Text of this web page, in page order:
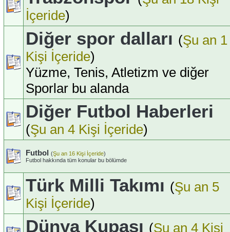
İçeride)
Diğer spor dalları (Şu an 1
Kişi İçeride)
Yüzme, Tenis, Atletizm ve diğer
Sporlar bu alanda
Diğer Futbol Haberleri
(Şu an 4 Kişi İçeride)
Futbol (Şu an 16 Kişi İçeride)
Futbol hakkında tüm konular bu bölümde
Türk Milli Takımı (Şu an 5
Kişi İçeride)
Dünya Kupası (Şu an 4 Kişi